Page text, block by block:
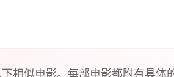
相似电影。每部电影都附有具体